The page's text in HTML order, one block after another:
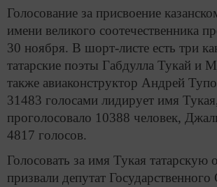
Голосование за присвоение
имени великого соотечественника
30 ноября. В шорт-листе есть три
татарские поэты Габдулла Тукай и
также авиаконструктор Андрей
31483 голосами лидирует имя
проголосовало 10388 человек,
4817 голосов.
Голосовать за имя Тукая татарскую
призвали депутат